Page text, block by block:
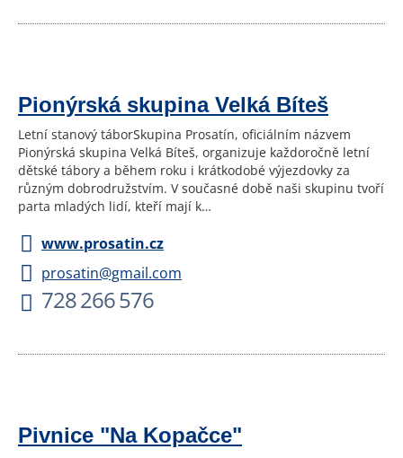
Pionýrská skupina Velká Bíteš
Letní stanový táborSkupina Prosatín, oficiálním názvem
Pionýrská skupina Velká Bíteš, organizuje každoročně letní
dětské tábory a během roku i krátkodobé výjezdovky za
různým dobrodružstvím. V současné době naši skupinu tvoří
parta mladých lidí, kteří mají k…
www.prosatin.cz
prosatin@gmail.com
728 266 576
Pivnice "Na Kopačce"